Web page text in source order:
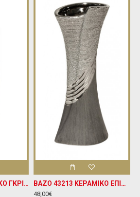
ΒΑΖΟ 75774 ΚΕΡΑΜΙΚΟ ΓΚΡΙ ΧΡΥΣΟ ΜΕ ΚΑΠΑΚΙ Φ14ΧΥ36,5 BAZO 43213 ΚΕΡΑΜΙΚΟ ΕΠΙΤΡΑΠΕΖΙΟ ΔΙΑΚΟΣΜΗΤΙΚΟ Υ30ΧΜ12
48,00€